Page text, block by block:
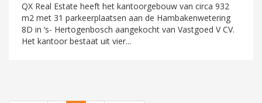
QX Real Estate heeft het kantoorgebouw van circa 932
m2 met 31 parkeerplaatsen aan de Hambakenwetering
8D in ‘s- Hertogenbosch aangekocht van Vastgoed V CV.
Het kantoor bestaat uit vier...